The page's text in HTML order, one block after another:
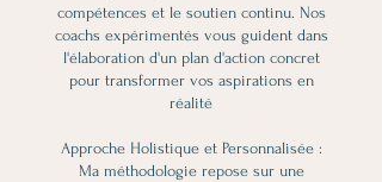
compétences et le soutien continu. Nos
coachs expérimentés vous guident dans
l'élaboration d'un plan d'action concret
pour transformer vos aspirations en
réalité
Approche Holistique et Personnalisée :
Ma méthodologie repose sur une